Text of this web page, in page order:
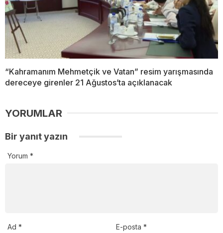
“Kahramanım Mehmetçik ve Vatan” resim yarışmasında
dereceye girenler 21 Ağustos’ta açıklanacak
YORUMLAR
Bir yanıt yazın
Yorum *
Ad * E-posta*